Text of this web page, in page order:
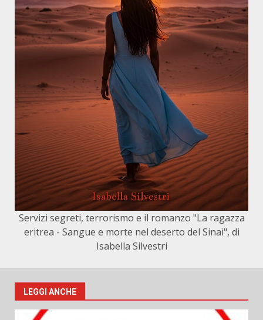
Servizi segreti, terrorismo e il romanzo "La ragazza
eritrea - Sangue e morte nel deserto del Sinai", di
Isabella Silvestri
LEGGI ANCHE